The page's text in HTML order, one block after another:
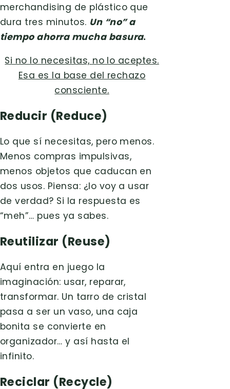
merchandising de plástico que
dura tres minutos. Un “no” a
tiempo ahorra mucha basura.
Si no lo necesitas, no lo aceptes.
Esa es la base del rechazo
consciente.
Reducir (Reduce)
Lo que sí necesitas, pero menos.
Menos compras impulsivas,
menos objetos que caducan en
dos usos. Piensa: ¿lo voy a usar
de verdad? Si la respuesta es
“meh”… pues ya sabes.
Reutilizar (Reuse)
Aquí entra en juego la
imaginación: usar, reparar,
transformar. Un tarro de cristal
pasa a ser un vaso, una caja
bonita se convierte en
organizador… y así hasta el
infinito.
Reciclar (Recycle)